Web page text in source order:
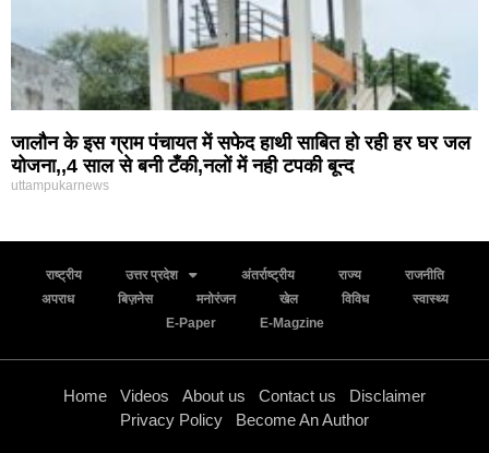
जालौन के इस ग्राम पंचायत में सफेद हाथी साबित हो रही हर घर जल
योजना,,4 साल से बनी टँकी,नलों में नही टपकी बून्द
uttampukarnews
राष्ट्रीय उत्तर प्रदेश अंतर्राष्ट्रीय राज्य
राजनीति
अपराध
बिज़नेस मनोरंजन खेल विविध
स्वास्थ्य
E-Paper
E-Magzine
Home Videos About us Contact us
Disclaimer
Privacy Policy
Become An Author